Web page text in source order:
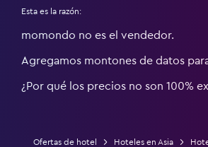
Esta es la razón:
momondo no es el vendedor.
Agregamos montones de datos
¿Por qué los precios no son 100%
Ofertas de hotel Hoteles en Asia